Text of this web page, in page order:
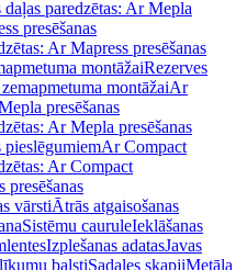
daļas paredzētas: Ar Mepla
presēšanas
Ar Mapress presēšanas
montāžaiRezerves
montāžaiAr
presēšanas
Ar Mepla presēšanas
pieslēgumiemAr Compact
Ar Compact
presēšanas
vārstiĀtrās atgaisošanas
Sistēmu cauruleIeklāšanas
Izplešanas adatasJavas
balstiSadales skapjiMetāla